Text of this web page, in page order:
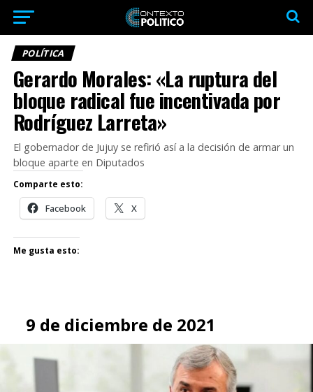
POLÍTICA
Gerardo Morales: «La ruptura del
bloque radical fue incentivada por
Rodríguez Larreta»
El gobernador de Jujuy se refirió así a la decisión de armar un
bloque aparte en Diputados
Comparte esto:
Facebook X
Me gusta esto:
9 de diciembre de 2021